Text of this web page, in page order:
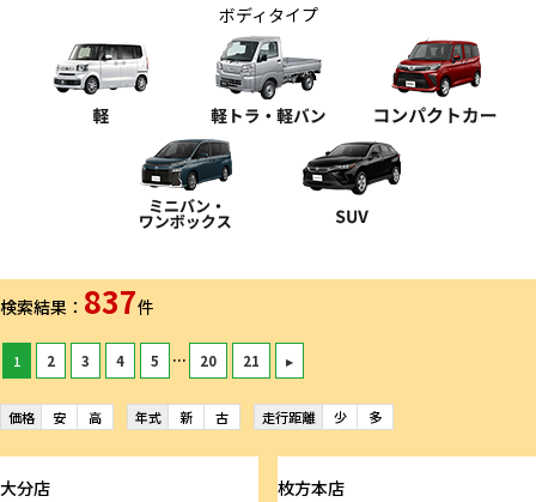
ボディタイプ
検索結果： 837件
1 2 3 4 5 ... 20 21 ▸
価格 安 高 年式 新 古 走行距離 少 多
大分店
枚方本店